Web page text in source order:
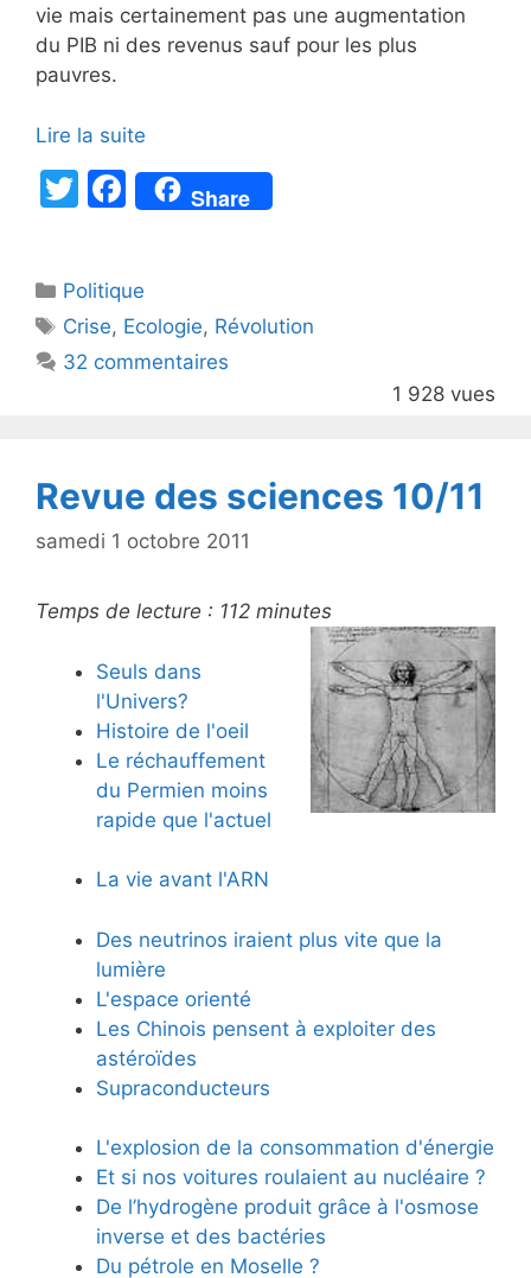
vie mais certainement pas une augmentation
du PIB ni des revenus sauf pour les plus
pauvres.
Lire la suite
T
er
F
a
e
b
o
Share
Catégories
Politique
Étiquettes
Crise, Ecologie, Révolution
32 commentaires
1 928 vues
Revue des sciences 10/11
samedi 1 octobre 2011
Temps de lecture : 112 minutes
Seuls dans
l'Univers?
Histoire de l'oeil
Le réchauffement
du Permien moins
rapide que l'actuel
La vie avant l'ARN
Des neutrinos iraient plus vite que la
lumière
L'espace orienté
Les Chinois pensent à exploiter des
astéroïdes
Supraconducteurs
L'explosion de la consommation d'énergie
Et si nos voitures roulaient au nucléaire ?
De l’hydrogène produit grâce à l'osmose
inverse et des bactéries
Du pétrole en Moselle ?